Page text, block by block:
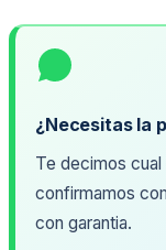
¿Necesitas la
Te decimos
confirmamos
con garantia.